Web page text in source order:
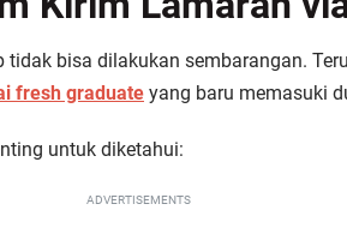
tidak bisa dilakukan sembarangan.
fresh graduate yang baru memasuki
untuk diketahui:
ADVERTISEMENTS